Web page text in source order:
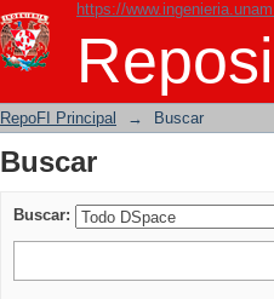
https://
Buscar
RepoFI Principal → Buscar
Buscar
Buscar: